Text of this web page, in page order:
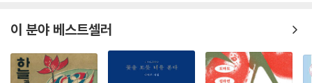
낯선 보호소에서
지순한 몸짓으로
이 분야 베스트셀러